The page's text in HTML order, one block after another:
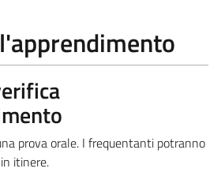
prova orale. I frequentanti potranno
itinere.